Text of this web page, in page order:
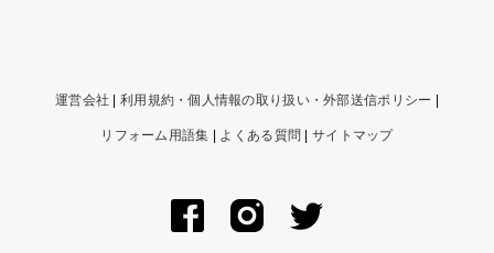
運営会社 利用規約・個人情報の取り扱い・外部送信ポリシー
リフォーム用語集 よくある質問 サイトマップ